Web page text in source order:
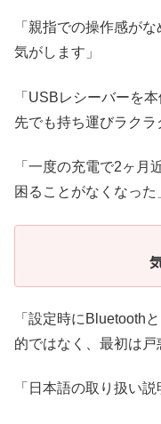
「親指での操作感が
気がします」
「USBレシーバーを
先でも持ち運びラクラ
「一度の充電で2ヶ月
困ることがなくなった
「設定時にBluetooth
的ではなく、最初は戸
「日本語の取り扱い